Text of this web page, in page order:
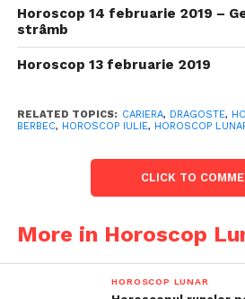
Horoscop 14 februarie 2019 –
strâmb
Horoscop 13 februarie 2019
RELATED TOPICS: CARIERA, DRAGOSTE,
BERBEC, HOROSCOP IULIE, HOROSCOP
CLICK TO
More in Horoscop
HOROSCOP LUNAR